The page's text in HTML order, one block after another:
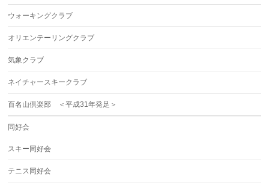
ウォーキングクラブ
オリエンテーリングクラブ
気象クラブ
ネイチャースキークラブ
百名山倶楽部 ＜平成31年発足＞
同好会
スキー同好会
テニス同好会